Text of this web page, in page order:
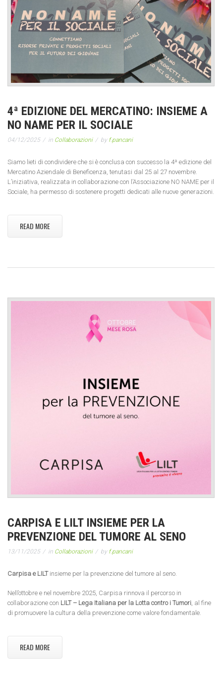
4ª EDIZIONE DEL MERCATINO: INSIEME A
NO NAME PER IL SOCIALE
04/12/2025 in Collaborazioni by f.pancani
Siamo lieti di condividere che si è conclusa con successo la 4ª edizione del
Mercatino Aziendale di Beneficenza, tenutasi dal 25 al 27 novembre.
L’iniziativa, realizzata in collaborazione con l’Associazione NO NAME per il
Sociale, ha permesso di sostenere progetti dedicati alle nuove generazioni.
READ MORE
CARPISA E LILT INSIEME PER LA
PREVENZIONE DEL TUMORE AL SENO
13/11/2025 in Collaborazioni by f.pancani
Carpisa e LILTinsieme per la prevenzione del tumore al seno.
Nell’ottobre e nel novembre 2025, Carpisa rinnova il percorso in
collaborazione con LILT – Lega Italiana per la Lotta contro i Tumori, al fine
di promuovere la cultura della prevenzione come valore fondamentale.
READ MORE